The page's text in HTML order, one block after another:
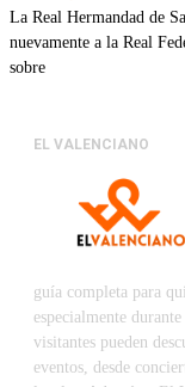
La Real Hermandad de
nuevamente a la Real
sobre
EL VALENCIANO
guía completa para
especialmente
visitantes pueden
eventos, desde